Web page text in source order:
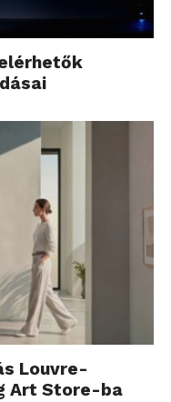
Louvre-
Art Store-ba